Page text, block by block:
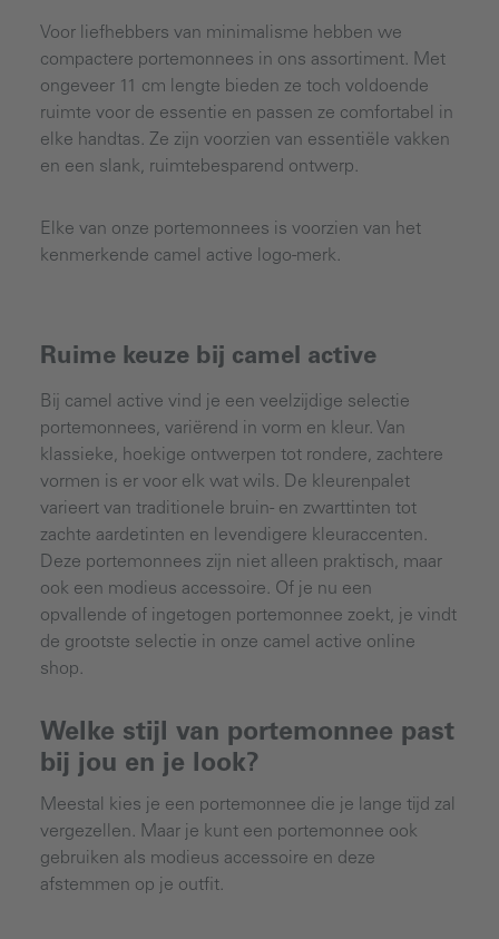
Voor liefhebbers van minimalisme hebben we
compactere portemonnees in ons assortiment. Met
ongeveer 11 cm lengte bieden ze toch voldoende
ruimte voor de essentie en passen ze comfortabel in
elke handtas. Ze zijn voorzien van essentiële vakken
en een slank, ruimtebesparend ontwerp.
Elke van onze portemonnees is voorzien van het
kenmerkende camel active logo-merk.
Ruime keuze bij camel active
Bij camel active vind je een veelzijdige selectie
portemonnees, variërend in vorm en kleur. Van
klassieke, hoekige ontwerpen tot rondere, zachtere
vormen is er voor elk wat wils. De kleurenpalet
varieert van traditionele bruin- en zwarttinten tot
zachte aardetinten en levendigere kleuraccenten.
Deze portemonnees zijn niet alleen praktisch, maar
ook een modieus accessoire. Of je nu een
opvallende of ingetogen portemonnee zoekt, je vindt
de grootste selectie in onze camel active online
shop.
Welke stijl van portemonnee past
bij jou en je look?
Meestal kies je een portemonnee die je lange tijd zal
vergezellen. Maar je kunt een portemonnee ook
gebruiken als modieus accessoire en deze
afstemmen op je outfit.